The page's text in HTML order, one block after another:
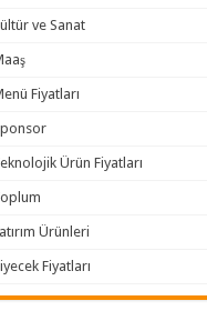
ve Sanat
Fiyatları
Ürün Fiyatları
Ürünleri
Fiyatları